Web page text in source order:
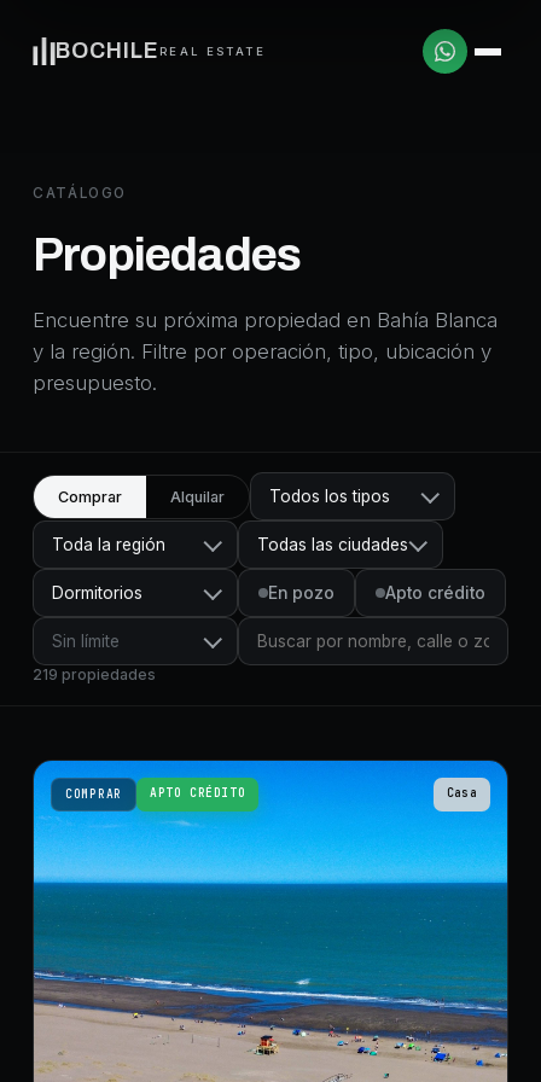
BOCHILE REAL ESTATE
CATÁLOGO
Propiedades
Encuentre su próxima propiedad en Bahía Blanca
y la región. Filtre por operación, tipo, ubicación y
presupuesto.
Comprar Alquilar Todos los tipos
Toda la región Todas las ciudades
Dormitorios En pozo Apto crédito
Sin límite
219 propiedades
COMPRAR APTO CRÉDITO Casa